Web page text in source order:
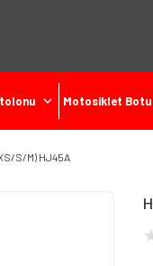
Motosiklet Botu
S/M) HJ45A